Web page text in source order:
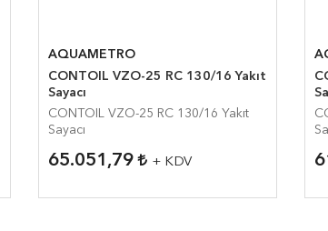
AQUAMETRO
CONTOIL VZO-25 RC 130/16 Yakıt
Sayacı
CONTOIL VZO-25 RC 130/16 Yakıt
Sayacı
65.051,79 + KDV